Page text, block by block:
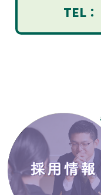
TEL：